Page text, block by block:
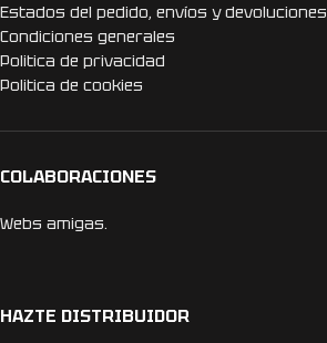
Estados del pedido, envíos y devoluciones
Condiciones generales
Politica de privacidad
Politica de cookies
COLABORACIONES
Webs amigas.
HAZTE DISTRIBUIDOR